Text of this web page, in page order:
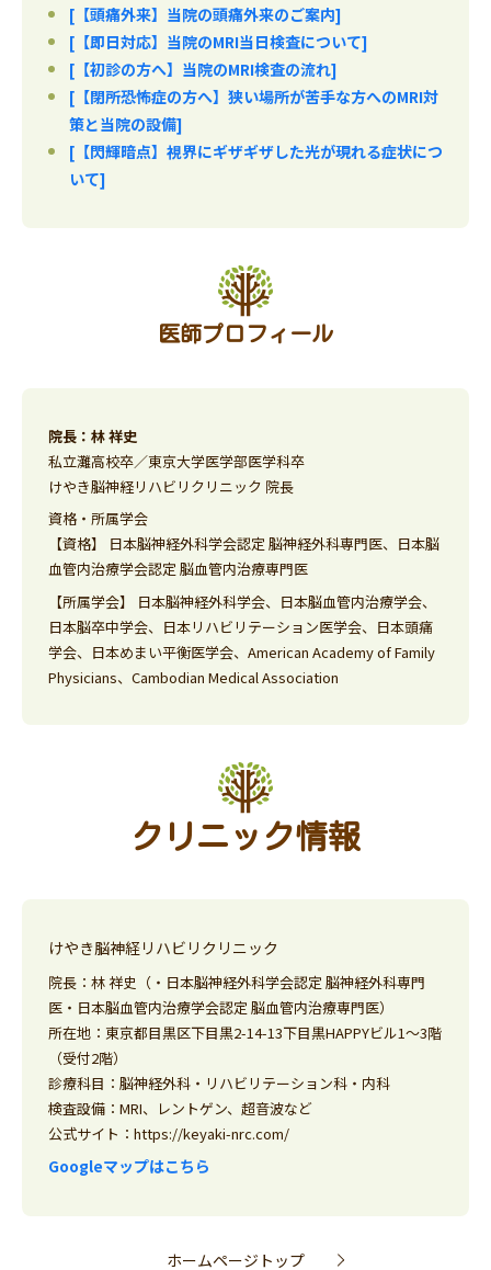
[【頭痛外来】当院の頭痛外来のご案内]
[【即日対応】当院のMRI当日検査について]
[【初診の方へ】当院のMRI検査の流れ]
[【閉所恐怖症の方へ】狭い場所が苦手な方へのMRI対
策と当院の設備]
[【閃輝暗点】視界にギザギザした光が現れる症状につ
いて]
医師プロフィール
院長：林 祥史
私立灘高校卒／東京大学医学部医学科卒
けやき脳神経リハビリクリニック 院長
資格・所属学会
【資格】 日本脳神経外科学会認定 脳神経外科専門医、日本脳
血管内治療学会認定 脳血管内治療専門医
【所属学会】 日本脳神経外科学会、日本脳血管内治療学会、
日本脳卒中学会、日本リハビリテーション医学会、日本頭痛
学会、日本めまい平衡医学会、American Academy of Family
Physicians、Cambodian Medical Association
クリニック情報
けやき脳神経リハビリクリニック
院長：林 祥史（・日本脳神経外科学会認定 脳神経外科専門
医・日本脳血管内治療学会認定 脳血管内治療専門医）
所在地：東京都目黒区下目黒2-14-13下目黒HAPPYビル1～3階
（受付2階）
診療科目：脳神経外科・リハビリテーション科・内科
検査設備：MRI、レントゲン、超音波など
公式サイト： https://keyaki-nrc.com/
Googleマップはこちら
ホームページトップ